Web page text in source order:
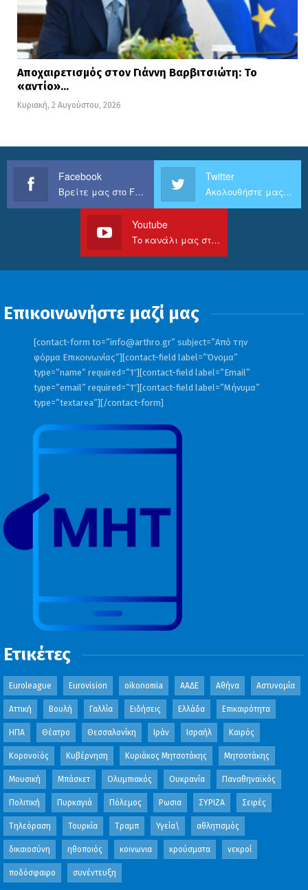
Αποχαιρετισμός στον Γιάννη Βαρβιτσιώτη: Το
«αντίο»…
Κυριακή, 2 Αυγούστου, 2026
Facebook
Βρείτε μας στο Facebook
Twitter
Ακολουθήστε μας στο Twitter
Youtube
Το κανάλι μας στο Youtube
Επικοινωνήστε μαζί μας
[contact-form to=”info@arthro.gr” subject=”Από την
φόρμα Επικοινωνίας”][contact-field label=”Όνομα”
type=”name” required=”1″][contact-field label=”Email”
type=”email” required=”1″][contact-field label=”Μήνυμα”
type=”textarea”][/contact-form]
Ετικέτες
Euroleague Eurovision oikonomia ΑΑΔΕ Αθήνα Αστυνομία
Αττική Βουλή Γαλλία Ειδήσεις Ελλάδα Επικαιρότητα
ΗΠΑ Θέατρο Θεσσαλονίκη Ιράν Ισραήλ Καιρός
Κορονοϊός Κυβέρνηση Κυριάκος Μητσοτάκης Μητσοτάκης
Μουσική Μπάσκετ Ολυμπιακός Ουκρανία Παναθηναϊκός
Πολιτική Πυρκαγιά Πόλεμος Ρωσια ΣΥΡΙΖΑ Σειρές
Τηλεόραση Τουρκία Τραμπ Υγεία\ αθλητισμός
δικαιοσύνη ηθοποιός κοινωνια κρούσματα νεκροί
ποδόσφαιρο συνέντευξη